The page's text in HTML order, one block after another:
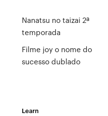
Nanatsu no taizai 2ª
temporada
Filme joy o nome do
sucesso dublado
Learn